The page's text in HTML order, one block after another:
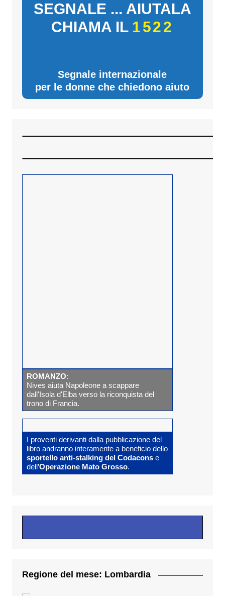
SEGNALE ... AIUTALA
CHIAMA IL 1522
Segnale internazionale
per le donne che chiedono aiuto
ROMANZO:
Nives aiuta Napoleone a scappare
dall'Isola d'Elba verso la riconquista del
trono di Francia.
I proventi derivanti dalla pubblicazione del
libro andranno interamente a beneficio dello
sportello anti-stalking del Codaconse
dell’Operazione Mato Grosso.
Regione del mese: Lombardia